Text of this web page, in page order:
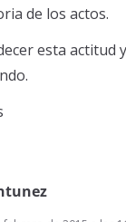
de los actos.
esta actitud